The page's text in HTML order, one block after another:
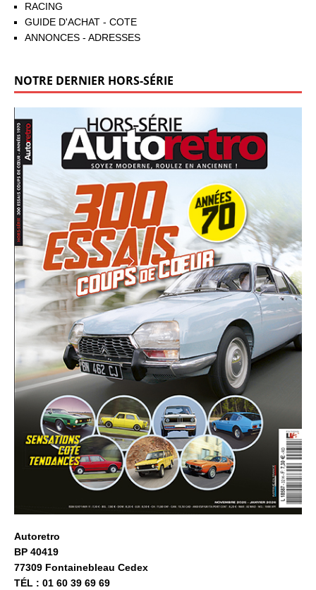
RACING
GUIDE D'ACHAT - COTE
ANNONCES - ADRESSES
NOTRE DERNIER HORS-SÉRIE
Autoretro
BP 40419
77309 Fontainebleau Cedex
TÉL : 01 60 39 69 69